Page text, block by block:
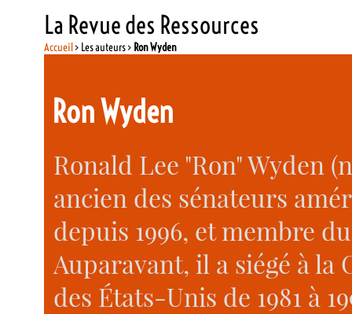
La Revue des Ressources
Accueil> Les auteurs > Ron Wyden
Ron Wyden
Ronald Lee "Ron" Wyden
ancien des sénateurs
depuis 1996, et membre
Auparavant, il a siégé à la
des États-Unis de 1981 à